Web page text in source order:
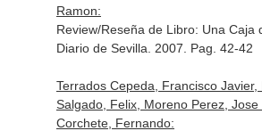
Ramon:
Review/Reseña de Libro: Una Caja
Diario de Sevilla . 2007. Pag. 42-42
Terrados Cepeda, Francisco Javier,
Salgado, Felix, Moreno Perez,
Corchete, Fernando: